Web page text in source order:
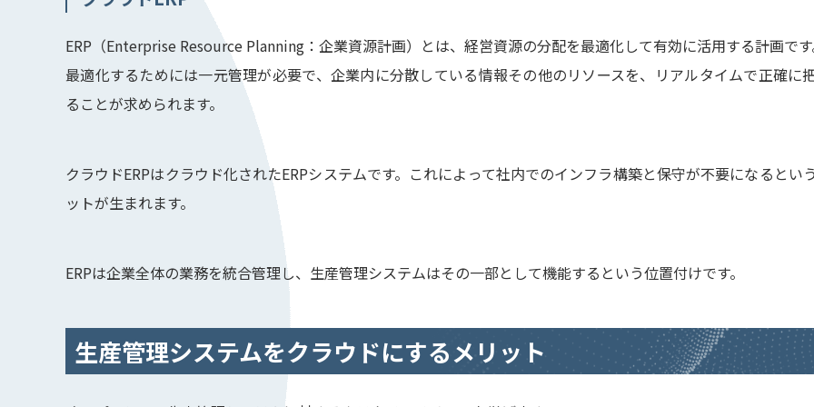
ERP（Enterprise Resource Planning：企業資源計画）とは、経営資源の分配を最適化して有効に活用する計画です
最適化するためには一元管理が必要で、企業内に分散している情報その他のリソースを、リアルタイムで正確に
ることが求められます。
クラウドERPはクラウド化されたERPシステムです。これによって社内でのインフラ構築と保守が不要になるとい
ットが生まれます。
ERPは企業全体の業務を統合管理し、生産管理システムはその一部として機能するという位置付けです。
生産管理システムをクラウドにするメリット